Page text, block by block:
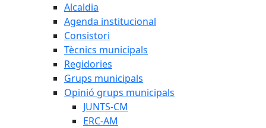
Alcaldia
Agenda institucional
Consistori
Tècnics municipals
Regidories
Grups municipals
Opinió grups municipals
JUNTS-CM
ERC-AM